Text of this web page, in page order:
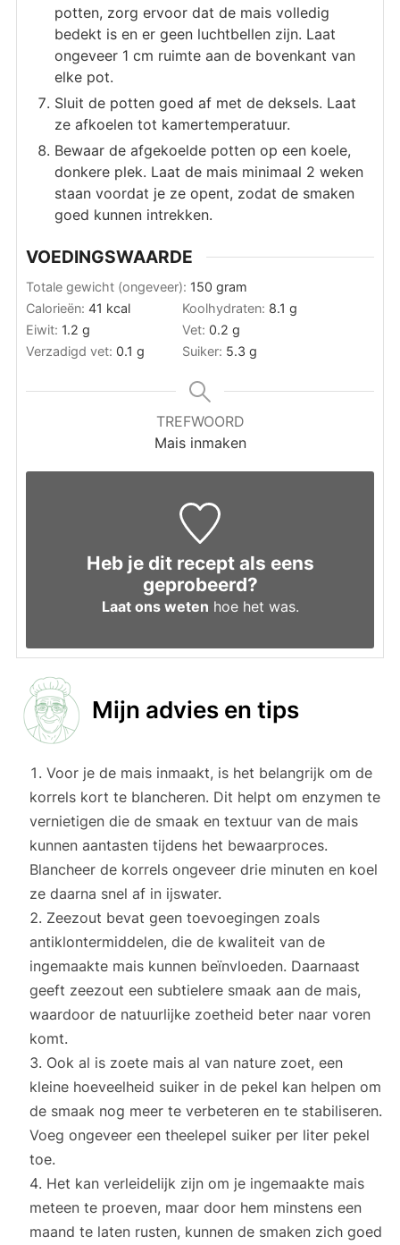
potten, zorg ervoor dat de mais volledig
bedekt is en er geen luchtbellen zijn. Laat
ongeveer 1 cm ruimte aan de bovenkant van
elke pot.
Sluit de potten goed af met de deksels. Laat
ze afkoelen tot kamertemperatuur.
Bewaar de afgekoelde potten op een koele,
donkere plek. Laat de mais minimaal 2 weken
staan voordat je ze opent, zodat de smaken
goed kunnen intrekken.
VOEDINGSWAARDE
Totale gewicht (ongeveer): 150 gram
Calorieën: 41 kcal Koolhydraten: 8.1 g
Eiwit: 1.2 g Vet: 0.2 g
Verzadigd vet: 0.1 g Suiker: 5.3 g
TREFWOORD
Mais inmaken
Heb je dit recept als eens
geprobeerd?
Laat ons weten hoe het was.
Mijn advies en tips
Voor je de mais inmaakt, is het belangrijk om de
korrels kort te blancheren. Dit helpt om enzymen te
vernietigen die de smaak en textuur van de mais
kunnen aantasten tijdens het bewaarproces.
Blancheer de korrels ongeveer drie minuten en koel
ze daarna snel af in ijswater.
Zeezout bevat geen toevoegingen zoals
antiklontermiddelen, die de kwaliteit van de
ingemaakte mais kunnen beïnvloeden. Daarnaast
geeft zeezout een subtielere smaak aan de mais,
waardoor de natuurlijke zoetheid beter naar voren
komt.
Ook al is zoete mais al van nature zoet, een
kleine hoeveelheid suiker in de pekel kan helpen om
de smaak nog meer te verbeteren en te stabiliseren.
Voeg ongeveer een theelepel suiker per liter pekel
toe.
Het kan verleidelijk zijn om je ingemaakte mais
meteen te proeven, maar door hem minstens een
maand te laten rusten, kunnen de smaken zich goed